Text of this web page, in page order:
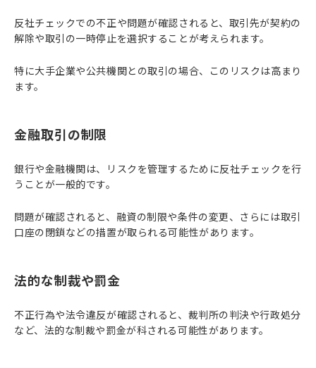
反社チェックでの不正や問題が確認されると、取引先が契約の
解除や取引の一時停止を選択することが考えられます。
特に大手企業や公共機関との取引の場合、このリスクは高まり
ます。
金融取引の制限
銀行や金融機関は、リスクを管理するために反社チェックを行
うことが一般的です。
問題が確認されると、融資の制限や条件の変更、さらには取引
口座の閉鎖などの措置が取られる可能性があります。
法的な制裁や罰金
不正行為や法令違反が確認されると、裁判所の判決や行政処分
など、法的な制裁や罰金が科される可能性があります。